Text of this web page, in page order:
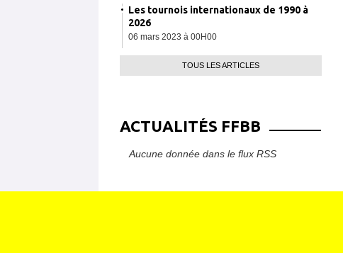
Les tournois internationaux de 1990 à
2026
06 mars 2023 à 00H00
TOUS LES ARTICLES
ACTUALITÉS FFBB
Aucune donnée dans le flux RSS